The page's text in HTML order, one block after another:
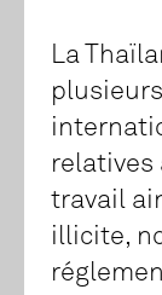
La
relatives
travail
illicite,